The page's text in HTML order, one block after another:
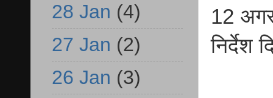
12
निर्देश
28 Jan (4)
27 Jan (2)
26 Jan (3)